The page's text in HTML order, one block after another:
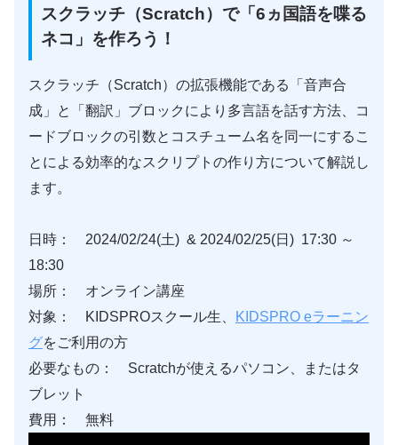
スクラッチ（Scratch）で「6ヵ国語を喋る
ネコ」を作ろう！
スクラッチ（Scratch）の拡張機能である「音声合
成」と「翻訳」ブロックにより多言語を話す方法、コ
ードブロックの引数とコスチューム名を同一にするこ
とによる効率的なスクリプトの作り方について解説し
ます。
日時： 2024/02/24(土) & 2024/02/25(日) 17:30 ～
18:30
場所： オンライン講座
対象： KIDSPROスクール生、
KIDSPRO eラーニン
グをご利用の方
必要なもの： Scratchが使えるパソコン、またはタ
ブレット
費用： 無料